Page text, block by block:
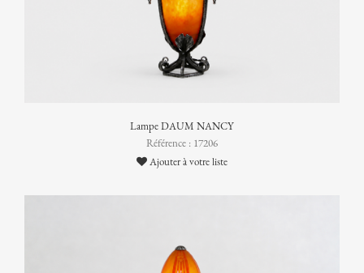
Lampe DAUM NANCY
Référence : 17206
Ajouter à votre liste